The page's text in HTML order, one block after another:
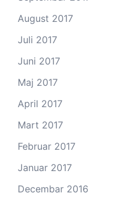
August 2017
Juli 2017
Juni 2017
Maj 2017
April 2017
Mart 2017
Februar 2017
Januar 2017
Decembar 2016